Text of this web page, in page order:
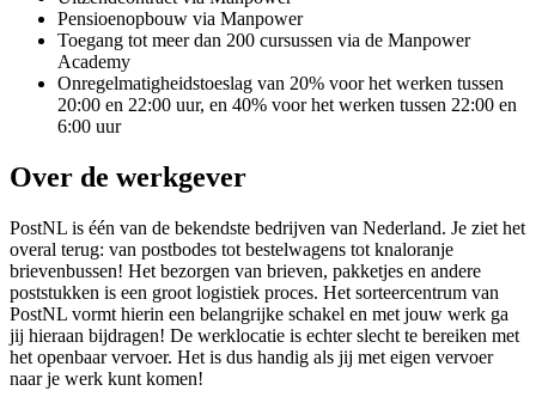
Pensioenopbouw via Manpower
Toegang tot meer dan 200 cursussen via de Manpower
Academy
Onregelmatigheidstoeslag van 20% voor het werken tussen
20:00 en 22:00 uur, en 40% voor het werken tussen 22:00 en
6:00 uur
Over de werkgever
PostNL is één van de bekendste bedrijven van Nederland. Je ziet het
overal terug: van postbodes tot bestelwagens tot knaloranje
brievenbussen! Het bezorgen van brieven, pakketjes en andere
poststukken is een groot logistiek proces. Het sorteercentrum van
PostNL vormt hierin een belangrijke schakel en met jouw werk ga
jij hieraan bijdragen! De werklocatie is echter slecht te bereiken met
het openbaar vervoer. Het is dus handig als jij met eigen vervoer
naar je werk kunt komen!